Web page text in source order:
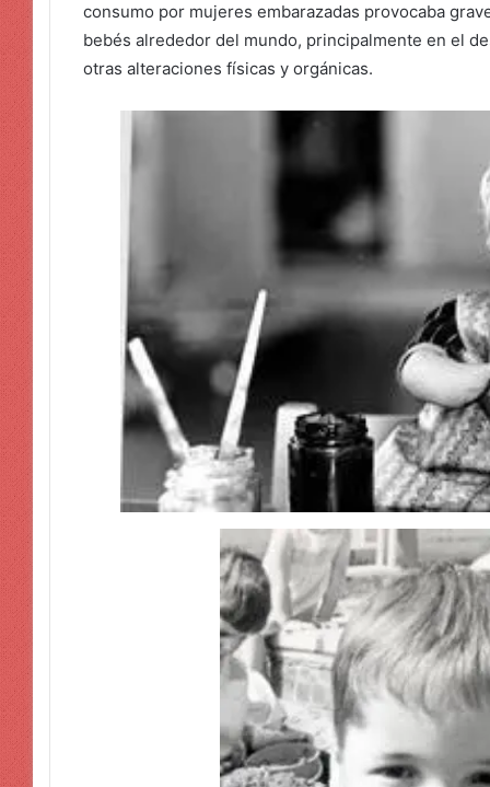
consumo por mujeres embarazadas provocaba
bebés alrededor del mundo, principalmente en el
otras alteraciones físicas y orgánicas.